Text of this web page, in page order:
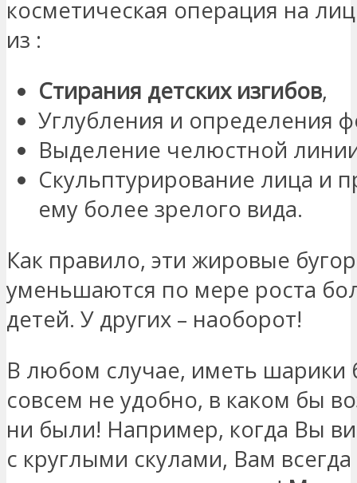
косметическая операция на
из :
Стирания детских изгибов,
Углубления и определения
Выделение челюстной
Скульптурирование лица и
ему более зрелого вида.
Как правило, эти жировые
уменьшаются по мере роста
детей. У других – наоборот!
В любом случае, иметь шарики
совсем не удобно, в каком бы
ни были! Например, когда Вы
с круглыми скулами, Вам всегда